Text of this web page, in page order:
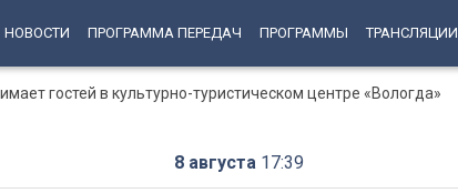
НОВОСТИ ПРОГРАММА ПЕРЕДАЧ ПРОГРАММЫ ТРАНСЛЯЦИИ
гостей в культурно-туристическом центре «Вологда»
8 августа 17:39